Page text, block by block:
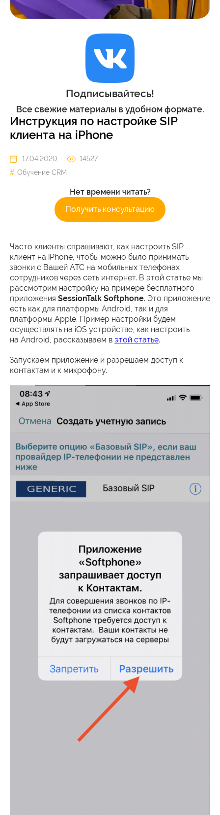
Подписывайтесь!
Все свежие материалы в удобном формате.
Инструкция по настройке SIP
клиента на iPhone
17.04.2020
14527
Обучение CRM
Нет времени читать?
Получить консультацию
Часто клиенты спрашивают, как настроить SIP
клиент на iPhone, чтобы можно было принимать
звонки с Вашей АТС на мобильных телефонах
сотрудников через сеть интернет. В этой статье мы
рассмотрим настройку на примере бесплатного
приложения SessionTalk Softphone. Это приложение
есть как для платформы Android, так и для
платформы Apple. Пример настройки будем
осуществлять на iOS устройстве, как настроить
на Android, рассказываем в этой статье.
Запускаем приложение и разрешаем доступ к
контактам и к микрофону.